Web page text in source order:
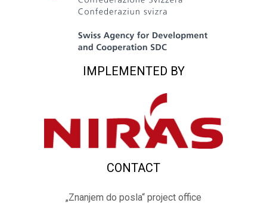
IMPLEMENTED BY
CONTACT
„Znanjem do posla“ project office